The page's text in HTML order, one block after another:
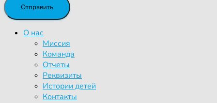
О нас
Миссия
Команда
Отчеты
Реквизиты
Истории детей
Контакты